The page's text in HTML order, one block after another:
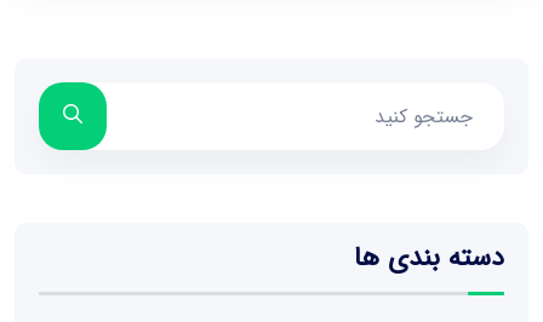
دسته بندی ها